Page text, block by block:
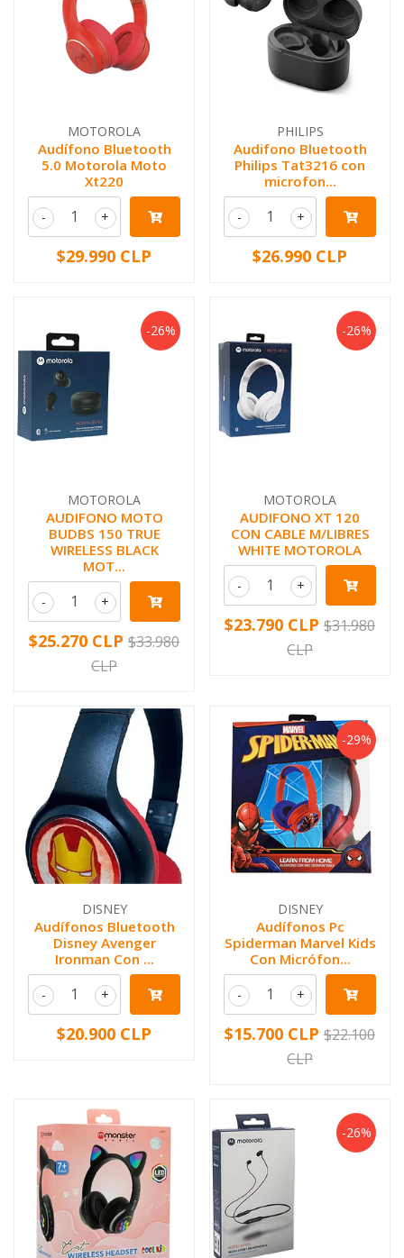
MOTOROLA
Audífono Bluetooth
5.0 Motorola Moto
Xt220
+
-
$29.990 CLP
PHILIPS
Audifono Bluetooth
Philips Tat3216 con
microfon...
+
-
$26.990 CLP
-26%
MOTOROLA
AUDIFONO MOTO
BUDBS 150 TRUE
WIRELESS BLACK
MOT...
+
-
$25.270 CLP $33.980
CLP
-26%
MOTOROLA
AUDIFONO XT 120
CON CABLE M/LIBRES
WHITE MOTOROLA
+
-
$23.790 CLP $31.980
CLP
DISNEY
Audífonos Bluetooth
Disney Avenger
Ironman Con ...
+
-
$20.900 CLP
-29%
DISNEY
Audífonos Pc
Spiderman Marvel Kids
Con Micrófon...
+
-
$15.700 CLP $22.100
CLP
-26%